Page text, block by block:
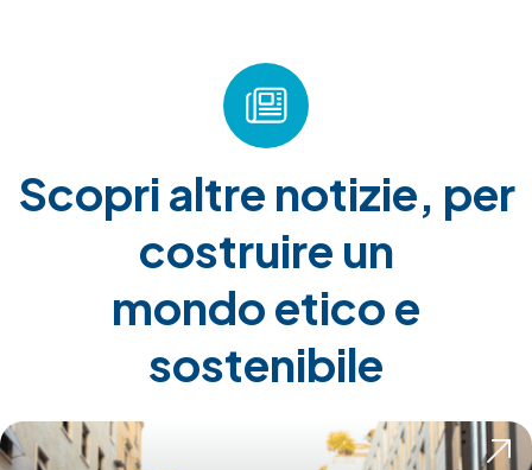
Scopri altre notizie, per
costruire un
mondo etico e
sostenibile